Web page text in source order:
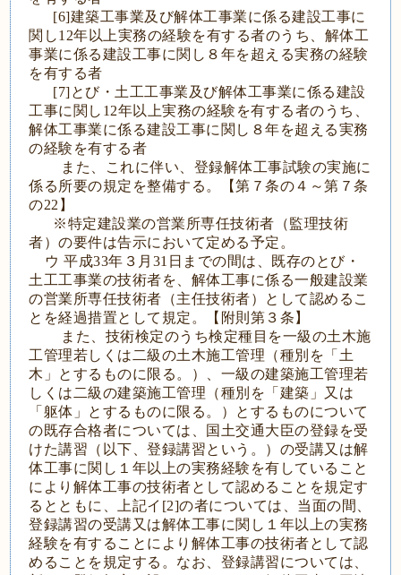
[6]建築工事業及び解体工事業に係る建設工事に
関し12年以上実務の経験を有する者のうち、解体工
事業に係る建設工事に関し８年を超える実務の経験
を有する者
[7]とび・土工工事業及び解体工事業に係る建設
工事に関し12年以上実務の経験を有する者のうち、
解体工事業に係る建設工事に関し８年を超える実務
の経験を有する者
また、これに伴い、登録解体工事試験の実施に
係る所要の規定を整備する。【第７条の４～第７条
の22】
※特定建設業の営業所専任技術者（監理技術
者）の要件は告示において定める予定。
ウ 平成33年３月31日までの間は、既存のとび・
土工工事業の技術者を、解体工事に係る一般建設業
の営業所専任技術者（主任技術者）として認めるこ
とを経過措置として規定。【附則第３条】
また、技術検定のうち検定種目を一級の土木施
工管理若しくは二級の土木施工管理（種別を「土
木」とするものに限る。）、一級の建築施工管理若
しくは二級の建築施工管理（種別を「建築」又は
「躯体」とするものに限る。）とするものについて
の既存合格者については、国土交通大臣の登録を受
けた講習（以下、登録講習という。）の受講又は解
体工事に関し１年以上の実務経験を有していること
により解体工事の技術者として認めることを規定す
るとともに、上記イ[2]の者については、当面の間、
登録講習の受講又は解体工事に関し１年以上の実務
経験を有することにより解体工事の技術者として認
めることを規定する。なお、登録講習については、